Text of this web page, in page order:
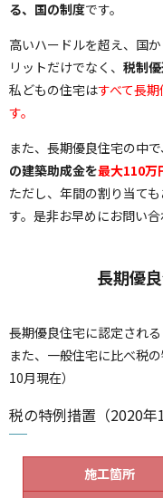
る、国の制度です。
高いハードルを超え、国か
リットだけでなく、 税制
私どもの住宅はすべて長
す。
また、長期優良住宅の中
の建築助成金を最大110万
ただし、年間の割り当て
す。是非お早めにお問い合
長期優
長期優良住宅に認定され
また、一般住宅に比べ税
10月現在）
税の特例措置（2020年
施工箇所